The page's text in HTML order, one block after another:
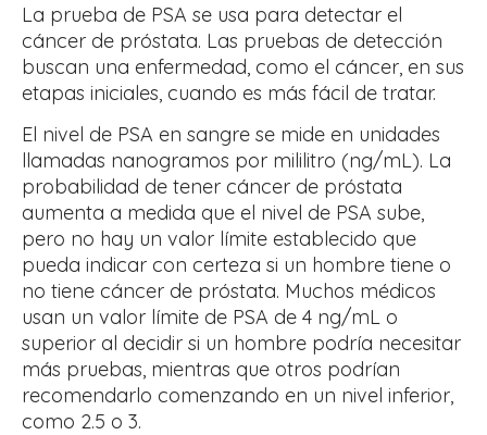
La prueba de PSA se usa para detectar el
cáncer de próstata. Las pruebas de detección
buscan una enfermedad, como el cáncer, en sus
etapas iniciales, cuando es más fácil de tratar.
El nivel de PSA en sangre se mide en unidades
llamadas nanogramos por mililitro (ng/mL). La
probabilidad de tener cáncer de próstata
aumenta a medida que el nivel de PSA sube,
pero no hay un valor límite establecido que
pueda indicar con certeza si un hombre tiene o
no tiene cáncer de próstata. Muchos médicos
usan un valor límite de PSA de 4 ng/mL o
superior al decidir si un hombre podría necesitar
más pruebas, mientras que otros podrían
recomendarlo comenzando en un nivel inferior,
como 2.5 o 3.